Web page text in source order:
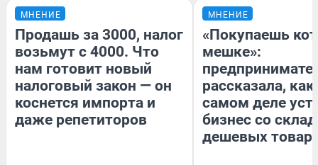
МНЕНИЕ
Продашь за 3000, налог
возьмут с 4000. Что
нам готовит новый
налоговый закон — он
коснется импорта и
даже репетиторов
МНЕНИЕ
«Покупаешь
мешке»:
рассказала, как
самом деле
бизнес со
дешевых